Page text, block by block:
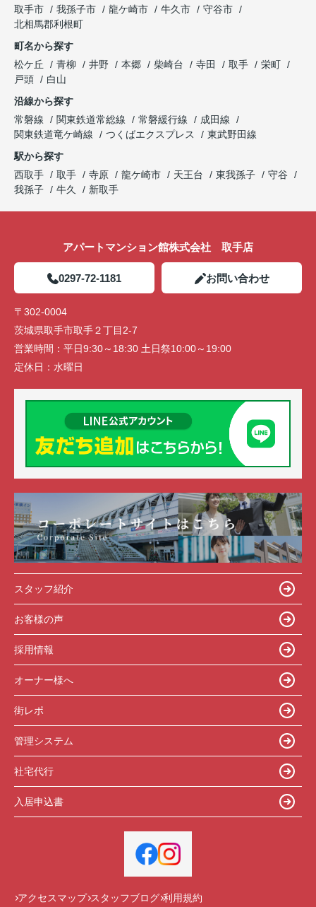
取手市
我孫子市 龍ケ崎市 牛久市
守谷市
北相馬郡利根町
町名から探す
松ケ丘
青柳 井野 本郷 柴崎台 寺田 取手
栄町
戸頭
白山
沿線から探す
常磐線
関東鉄道常総線 常磐緩行線
成田線
関東鉄道竜ケ崎線
つくばエクスプレス
東武野田線
駅から探す
西取手
取手 寺原 龍ケ崎市 天王台 東我孫子
守谷
我孫子
牛久 新取手
アパートマンション館株式会社 取手店
0297-72-1181 お問い合わせ
〒302-0004
茨城県取手市取手２丁目2-7
営業時間： 平日9:30～18:30 土日祭10:00～19:00
定休日： 水曜日
スタッフ紹介
お客様の声
採用情報
オーナー様へ
街レポ
管理システム
社宅代行
入居申込書
アクセスマップ スタッフブログ 利用規約